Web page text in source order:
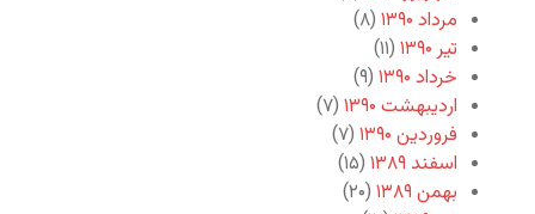
مرداد ۱۳۹۰
(۸)
تیر ۱۳۹۰
(۱۱)
خرداد ۱۳۹۰
(۹)
اردیبهشت ۱۳۹۰
(۷)
فروردین ۱۳۹۰
(۷)
اسفند ۱۳۸۹
(۱۵)
بهمن ۱۳۸۹
(۲۰)